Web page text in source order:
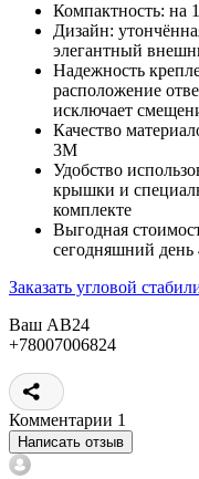
Компактность: на
Дизайн:
элегантный
Надежность
расположение
исключает
Качество
3М
Удобство
крышки и
комплекте
Выгодная
сегодняшний день
Заказать угловой
Ваш АВ24
+78007006824
Комментарии 1
Написать отзыв